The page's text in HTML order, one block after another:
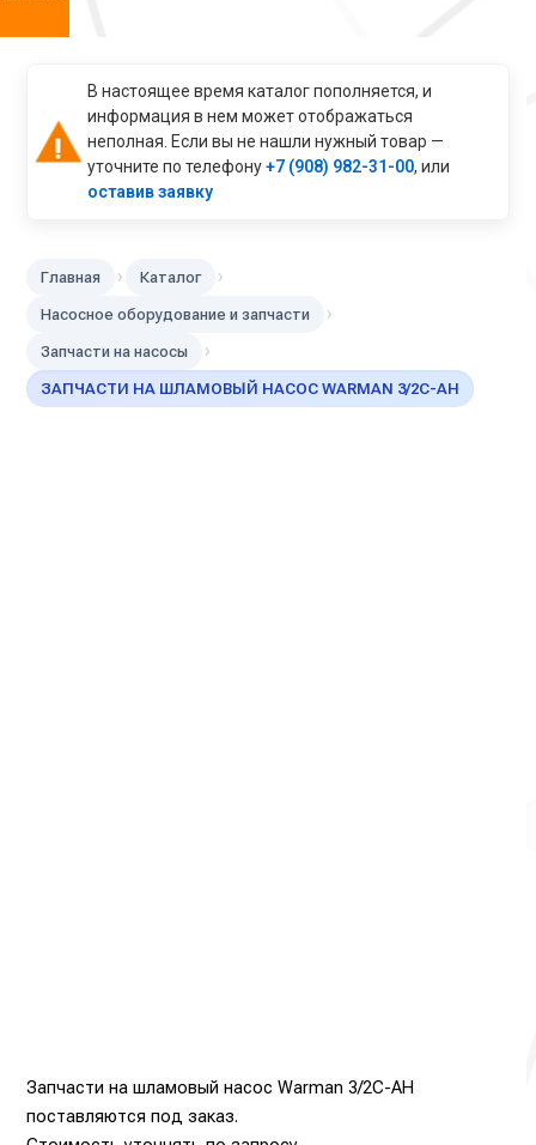
В настоящее время каталог пополняется, и
информация в нем может отображаться
неполная. Если вы не нашли нужный товар —
уточните по телефону+7 (908) 982-31-00, или
оставив заявку
Главная › Каталог ›
Насосное оборудование и запчасти ›
Запчасти на насосы ›
ЗАПЧАСТИ НА ШЛАМОВЫЙ НАСОС WARMAN 3/2C-AH
Запчасти на шламовый насос Warman 3/2C-AH
поставляются под заказ.